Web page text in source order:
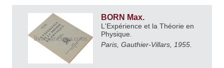
BORN Max.
L'Expérience et la Théorie en
Physique.
Paris, Gauthier-Villars, 1955.